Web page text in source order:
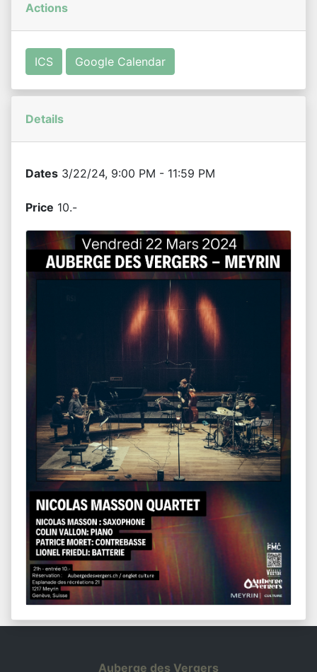
Actions
ICS Google Calendar
Details
Dates 3/22/24, 9:00 PM - 11:59 PM
Price 10.-
Auberge des Vergers